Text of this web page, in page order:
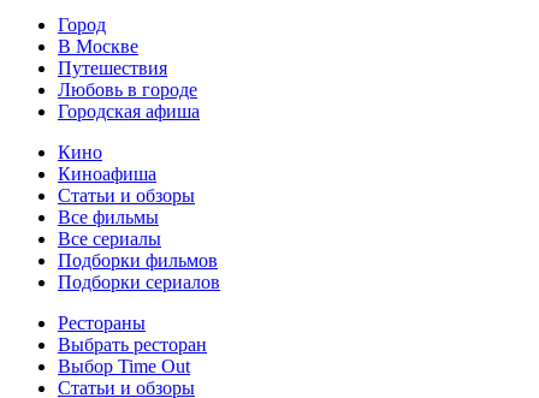
Город
В Москве
Путешествия
Любовь в городе
Городская афиша
Кино
Киноафиша
Статьи и обзоры
Все фильмы
Все сериалы
Подборки фильмов
Подборки сериалов
Рестораны
Выбрать ресторан
Выбор Time Out
Статьи и обзоры